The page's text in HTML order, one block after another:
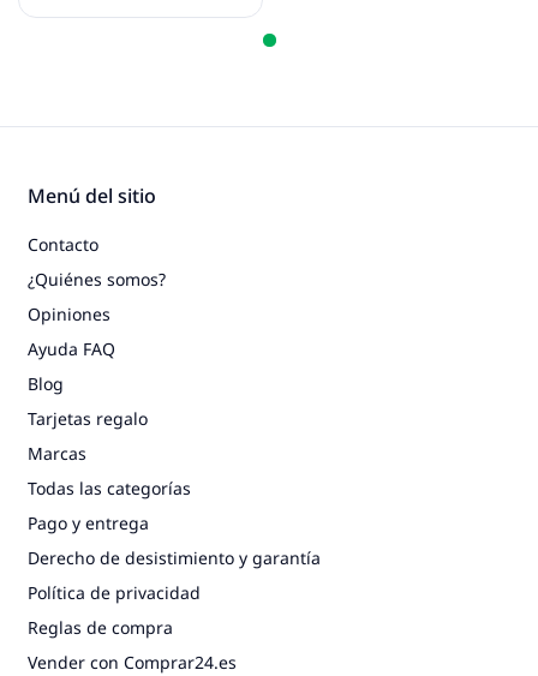
Menú del sitio
Contacto
¿Quiénes somos?
Opiniones
Ayuda FAQ
Blog
Tarjetas regalo
Marcas
Todas las categorías
Pago y entrega
Derecho de desistimiento y garantía
Política de privacidad
Reglas de compra
Vender con Comprar24.es